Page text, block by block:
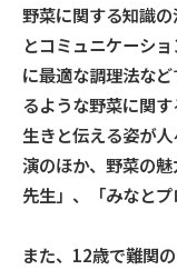
野菜に関する知識
とコミュニケーシ
に最適な調理法な
るような野菜に関
生きと伝える姿が
演のほか、野菜の
先生」、「みなとプ
また、12歳で難関